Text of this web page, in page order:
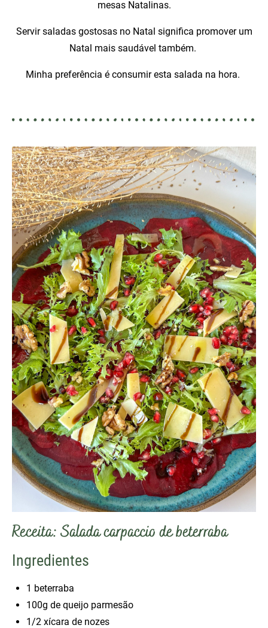
mesas Natalinas.
Servir saladas gostosas no Natal significa promover um
Natal mais saudável também.
Minha preferência é consumir esta salada na hora.
Receita: Salada carpaccio de beterraba
Ingredientes
1 beterraba
100g de queijo parmesão
1/2 xícara de nozes